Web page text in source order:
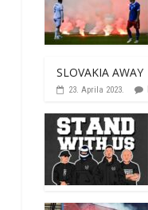
SLOVAKIA AWAY
23. Aprila 2023.